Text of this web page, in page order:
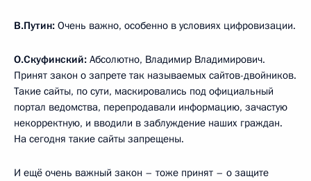
В.Путин: Очень важно, особенно в условиях цифровизации.
О.Скуфинский: Абсолютно, Владимир Владимирович.
Принят закон о запрете так называемых сайтов-двойников.
Такие сайты, по сути, маскировались под официальный
портал ведомства, перепродавали информацию, зачастую
некорректную, и вводили в заблуждение наших граждан.
На сегодня такие сайты запрещены.
И ещё очень важный закон – тоже принят – о защите